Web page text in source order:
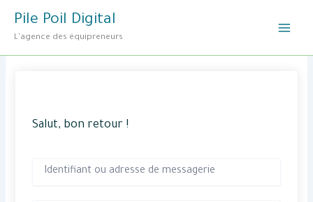
contenu
Pile Poil Digital
L'agence des équipreneurs
Salut, bon retour !